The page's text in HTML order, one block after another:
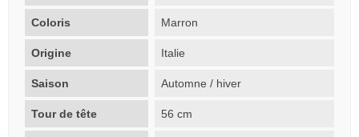
Coloris Marron
Origine Italie
Saison Automne / hiver
Tour de tête 56 cm